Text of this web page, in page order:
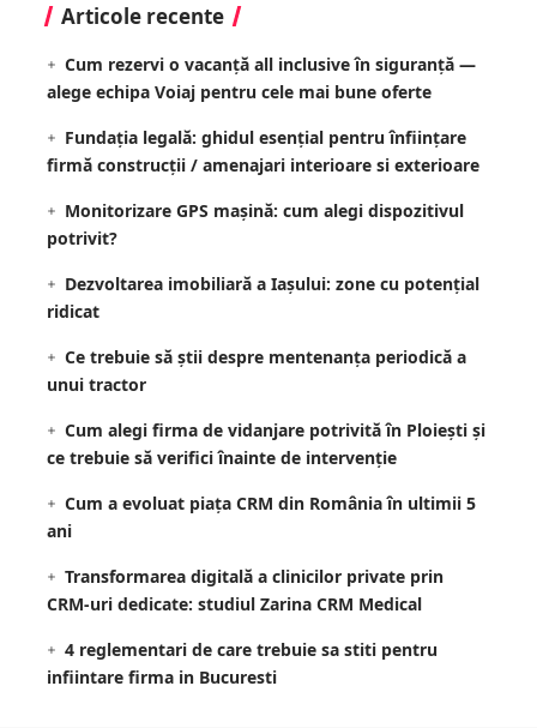
Articole recente
Cum rezervi o vacanță all inclusive în siguranță —
alege echipa Voiaj pentru cele mai bune oferte
Fundația legală: ghidul esențial pentru înființare
firmă construcții / amenajari interioare si exterioare
Monitorizare GPS mașină: cum alegi dispozitivul
potrivit?
Dezvoltarea imobiliară a Iașului: zone cu potențial
ridicat
Ce trebuie să știi despre mentenanța periodică a
unui tractor
Cum alegi firma de vidanjare potrivită în Ploiești și
ce trebuie să verifici înainte de intervenție
Cum a evoluat piața CRM din România în ultimii 5
ani
Transformarea digitală a clinicilor private prin
CRM-uri dedicate: studiul Zarina CRM Medical
4 reglementari de care trebuie sa stiti pentru
infiintare firma in Bucuresti